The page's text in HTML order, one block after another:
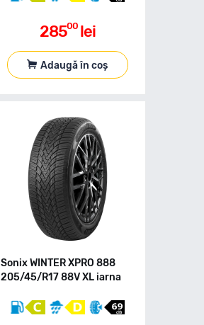
28500 lei
Adaugă în coș
Sonix WINTER XPRO 888
205/45/R17 88V XL iarna